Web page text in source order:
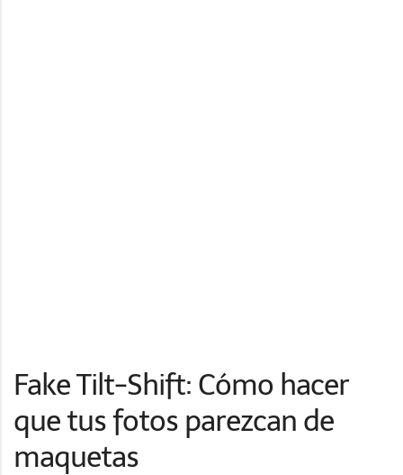
Fake Tilt-Shift: Cómo hacer
que tus fotos parezcan de
maquetas